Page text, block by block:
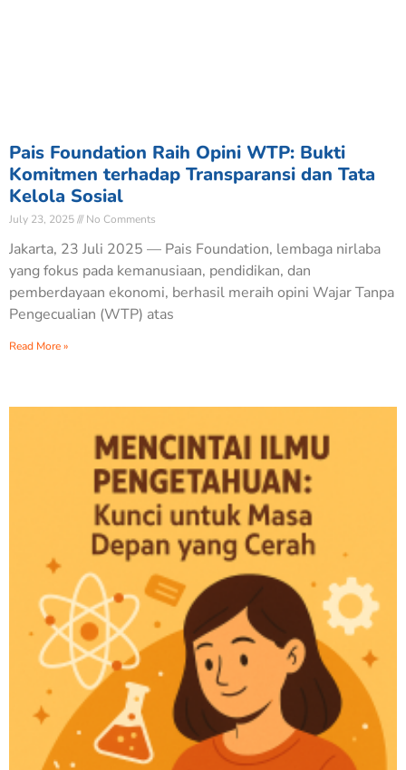
Pais Foundation Raih Opini WTP: Bukti
Komitmen terhadap Transparansi dan Tata
Kelola Sosial
July 23, 2025 No Comments
Jakarta, 23 Juli 2025 — Pais Foundation, lembaga nirlaba
yang fokus pada kemanusiaan, pendidikan, dan
pemberdayaan ekonomi, berhasil meraih opini Wajar Tanpa
Pengecualian (WTP) atas
Read More »